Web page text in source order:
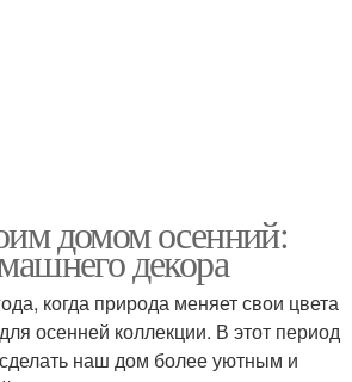
Осенние символы
Осенняя идея
домом осенний:
декора
когда природа меняет свои цвета
осенней коллекции. В этот период
наш дом более уютным и